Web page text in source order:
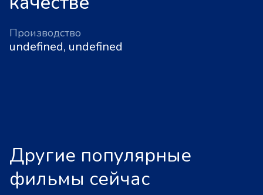
Производство
undefined, undefined
Другие популярные
фильмы сейчас